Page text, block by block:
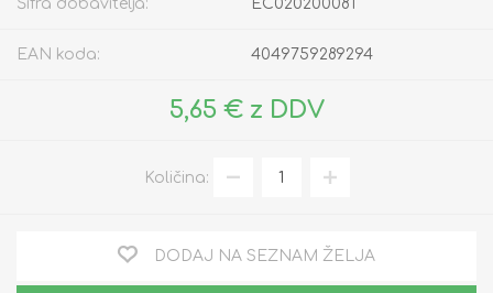
Šifra dobavitelja: EC020200081
EAN koda: 4049759289294
5,65 € z DDV
Količina:
DODAJ NA SEZNAM ŽELJA